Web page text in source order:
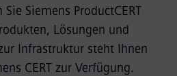
Siemens ProductCERT
Lösungen und
Infrastruktur steht Ihnen
CERT zur Verfügung.